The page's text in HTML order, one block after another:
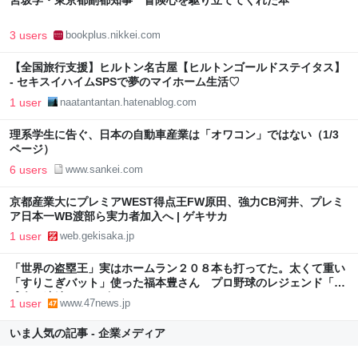
3 users bookplus.nikkei.com
【全国旅行支援】ヒルトン名古屋【ヒルトンゴールドステイタス】
- セキスイハイムSPSで夢のマイホーム生活♡
1 user naatantantan.hatenablog.com
理系学生に告ぐ、日本の自動車産業は「オワコン」ではない（1/3
ページ）
6 users www.sankei.com
京都産業大にプレミアWEST得点王FW原田、強力CB河井、プレミ
ア日本一WB渡部ら実力者加入へ | ゲキサカ
1 user web.gekisaka.jp
「世界の盗塁王」実はホームラン２０８本も打ってた。太くて重い
「すりこぎバット」使った福本豊さん プロ野球のレジェンド「名
球会」連続インタビュー（１０）
1 user www.47news.jp
いま人気の記事 - 企業メディア